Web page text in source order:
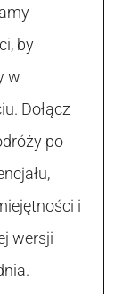
by
w
Dołącz
po
i
wersji